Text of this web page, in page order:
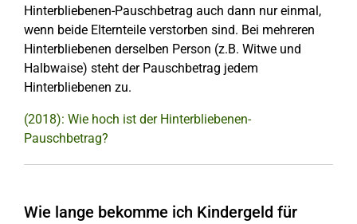
Hinterbliebenen-Pauschbetrag auch dann nur einmal,
wenn beide Elternteile verstorben sind. Bei mehreren
Hinterbliebenen derselben Person (z.B. Witwe und
Halbwaise) steht der Pauschbetrag jedem
Hinterbliebenen zu.
(2018): Wie hoch ist der Hinterbliebenen-
Pauschbetrag?
Wie lange bekomme ich Kindergeld für